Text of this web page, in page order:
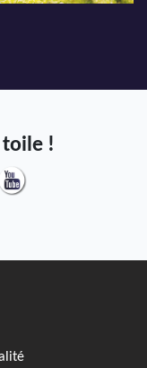
toile !